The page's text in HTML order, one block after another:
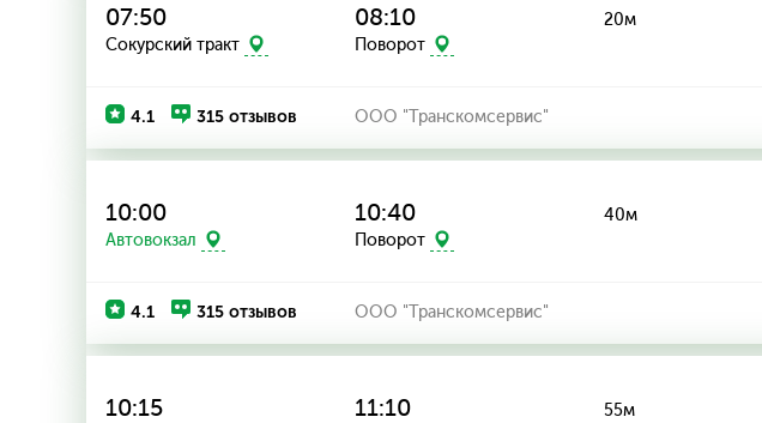
07:50
Сокурский тракт
08:10
Поворот
20м
4.1 315 отзывов ООО "Транскомсервис"
10:00
Автовокзал
10:40
Поворот
40м
4.1 315 отзывов ООО "Транскомсервис"
10:15 11:10 55м